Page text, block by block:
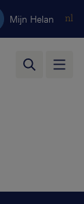
Mijn Helan nl